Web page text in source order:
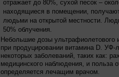
отражает до 80%, сухой песок –
находящиеся в помещении,
людьми на открытой местности.
50% облучения.
Небольшие дозы ультрафиолетового
при продуцировании витамина D.
некоторых заболеваний, таких как:
медицинского наблюдения, и польза
определяется лечащим врачом.